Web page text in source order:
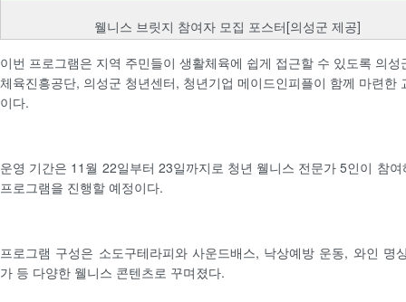
웰니스 브릿지 참여자 모집 포스터[의성군 제공]
이번 프로그램은 지역 주민들이 생활체육에 쉽게 접근할 수 있도록 의성
체육진흥공단, 의성군 청년센터, 청년기업 메이드인피플이 함께 마련한
이다.
운영 기간은 11월 22일부터 23일까지로 청년 웰니스 전문가 5인이 참
프로그램을 진행할 예정이다.
프로그램 구성은 소도구테라피와 사운드배스, 낙상예방 운동, 와인 명
가 등 다양한 웰니스 콘텐츠로 꾸며졌다.